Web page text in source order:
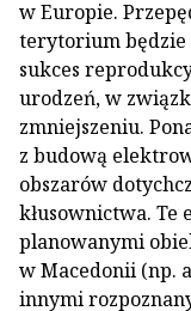
w Europie.
terytorium będzie
sukces
urodzeń, w
zmniejszeniu.
z budową
obszarów
kłusownictwa.
planowanymi
w Macedonii (np.
innymi